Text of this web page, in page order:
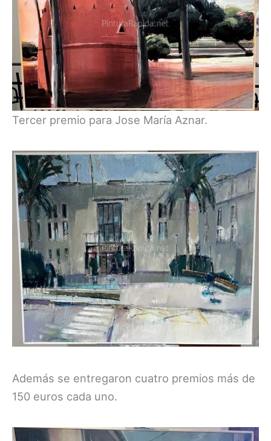
Tercer premio para Jose María Aznar.
Además se entregaron cuatro premios más de
150 euros cada uno.